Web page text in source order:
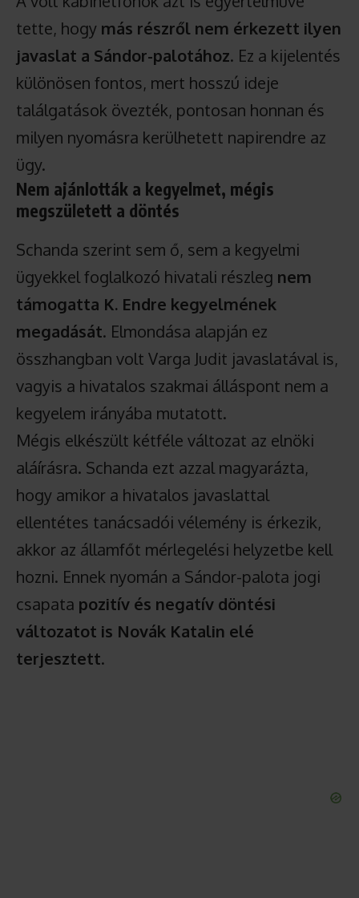
tette, hogy más részről nem érkezett ilyen
javaslat a Sándor-palotához. Ez a kijelentés
különösen fontos, mert hosszú ideje
találgatások övezték, pontosan honnan és
milyen nyomásra kerülhetett napirendre az
ügy.
Nem ajánlották a kegyelmet, mégis
megszületett a döntés
Schanda szerint sem ő, sem a kegyelmi
ügyekkel foglalkozó hivatali részleg nem
támogatta K. Endre kegyelmének
megadását. Elmondása alapján ez
összhangban volt Varga Judit javaslatával is,
vagyis a hivatalos szakmai álláspont nem a
kegyelem irányába mutatott.
Mégis elkészült kétféle változat az elnöki
aláírásra. Schanda ezt azzal magyarázta,
hogy amikor a hivatalos javaslattal
ellentétes tanácsadói vélemény is érkezik,
akkor az államfőt mérlegelési helyzetbe kell
hozni. Ennek nyomán a Sándor-palota jogi
csapata pozitív és negatív döntési
változatot is Novák Katalin elé
terjesztett.